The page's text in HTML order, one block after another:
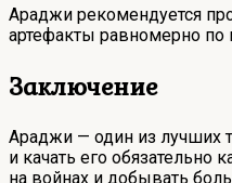
Араджи рекомендуется
артефакты равномерно
Заключение
Араджи — один из лучших
и качать его обязательно
на войнах и добывать